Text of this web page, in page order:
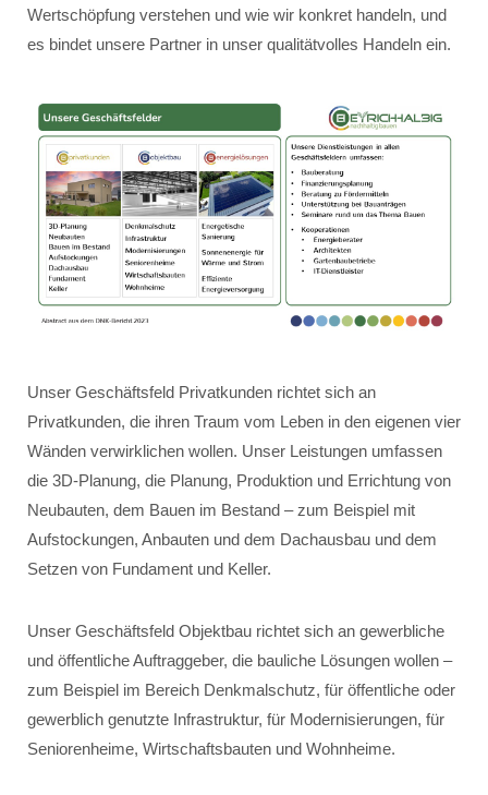
Wertschöpfung verstehen und wie wir konkret handeln, und
es bindet unsere Partner in unser qualitätvolles Handeln ein.
Unser Geschäftsfeld Privatkunden richtet sich an
Privatkunden, die ihren Traum vom Leben in den eigenen vier
Wänden verwirklichen wollen. Unser Leistungen umfassen
die 3D-Planung, die Planung, Produktion und Errichtung von
Neubauten, dem Bauen im Bestand – zum Beispiel mit
Aufstockungen, Anbauten und dem Dachausbau und dem
Setzen von Fundament und Keller.
Unser Geschäftsfeld Objektbau richtet sich an gewerbliche
und öffentliche Auftraggeber, die bauliche Lösungen wollen –
zum Beispiel im Bereich Denkmalschutz, für öffentliche oder
gewerblich genutzte Infrastruktur, für Modernisierungen, für
Seniorenheime, Wirtschaftsbauten und Wohnheime.